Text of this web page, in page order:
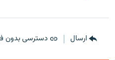
ارسال دسترسی بدون